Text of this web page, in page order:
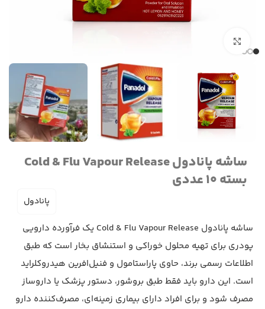
ساشه پانادول Cold & Flu Vapour Release
بسته 10 عددی
پانادول
ساشه پانادول Cold & Flu Vapour Release یک فرآورده دارویی
پودری برای تهیه محلول خوراکی و استنشاق بخار است که طبق
اطلاعات رسمی برند، حاوی پاراستامول و فنیل‌افرین هیدروکلراید
است. این دارو باید فقط طبق بروشور، دستور پزشک یا داروساز
مصرف شود و برای افراد دارای بیماری زمینه‌ای، مصرف‌کننده دارو